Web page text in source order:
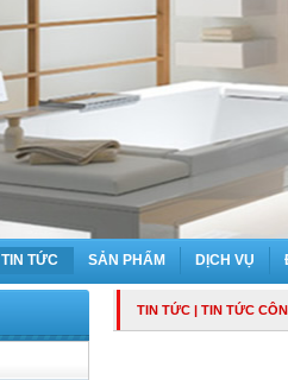
TIN TỨC SẢN PHẨM DỊCH VỤ
TIN TỨC| TIN TỨC